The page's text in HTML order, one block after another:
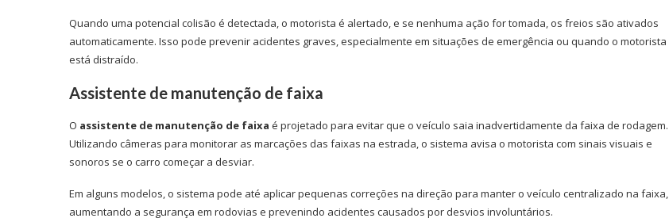
Quando uma potencial colisão é detectada, o motorista é alertado, e se nenhuma ação for tomada, os freios são ativados
automaticamente. Isso pode prevenir acidentes graves, especialmente em situações de emergência ou quando o motorista
está distraído.
Assistente de manutenção de faixa
O assistente de manutenção de faixa é projetado para evitar que o veículo saia inadvertidamente da faixa de rodagem.
Utilizando câmeras para monitorar as marcações das faixas na estrada, o sistema avisa o motorista com sinais visuais e
sonoros se o carro começar a desviar.
Em alguns modelos, o sistema pode até aplicar pequenas correções na direção para manter o veículo centralizado na faixa,
aumentando a segurança em rodovias e prevenindo acidentes causados por desvios involuntários.